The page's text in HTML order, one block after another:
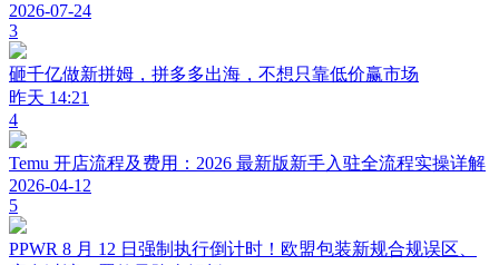
2026-07-24
3
砸千亿做新拼姆，拼多多出海，不想只靠低价赢市场
昨天 14:21
4
Temu 开店流程及费用：2026 最新版新手入驻全流程实操详解
2026-04-12
5
PPWR 8 月 12 日强制执行倒计时！欧盟包装新规合规误区、